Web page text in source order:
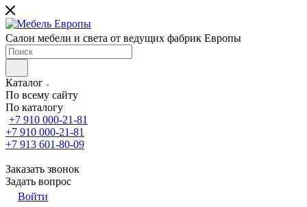
Салон мебели и света от ведущих фабрик Европы
Каталог
По всему сайту
По каталогу
+7 910 000-21-81
+7 910 000-21-81
+7 913 601-80-09
Заказать звонок
Задать вопрос
Войти